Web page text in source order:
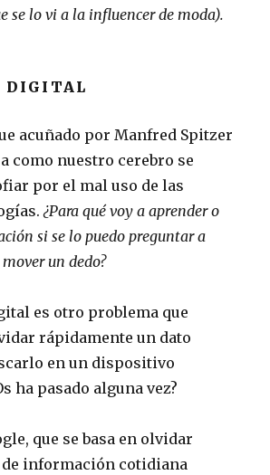
se lo vi a la influencer de moda).
DIGITAL
acuñado por Manfred Spitzer
como nuestro cerebro se
por el mal uso de las
¿Para qué voy a aprender o
si se lo puedo preguntar a
un dedo?
es otro problema que
rápidamente un dato
en un dispositivo
ha pasado alguna vez?
que se basa en olvidar
información cotidiana